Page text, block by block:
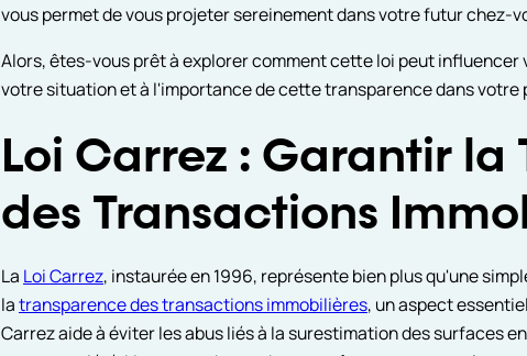
vous permet de vous projeter sereinement dans votre futur chez-
Alors, êtes-vous prêt à explorer comment cette loi peut influencer
votre situation et à l'importance de cette transparence dans votre
Loi Carrez : Garantir la
des Transactions
La Loi Carrez, instaurée en 1996, représente bien plus qu'une
latransparence des transactions immobilières, un aspect
Carrez aide à éviter les abus liés à la surestimation des surfaces